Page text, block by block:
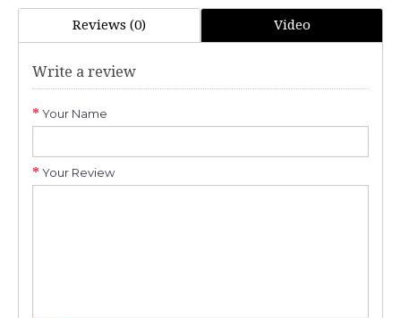
Reviews (0) Video
Write a review
Your Name
Your Review